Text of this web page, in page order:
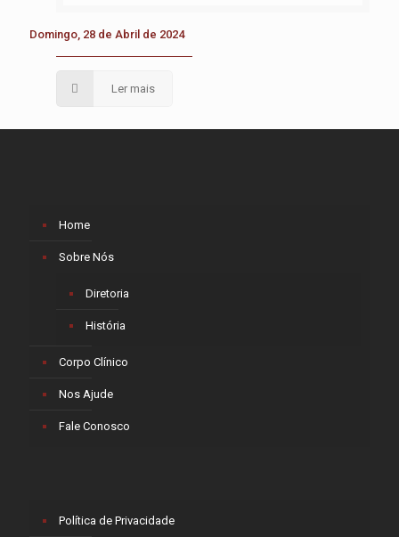
Domingo, 28 de Abril de 2024
Ler mais
Home
Sobre Nós
Diretoria
História
Corpo Clínico
Nos Ajude
Fale Conosco
Política de Privacidade